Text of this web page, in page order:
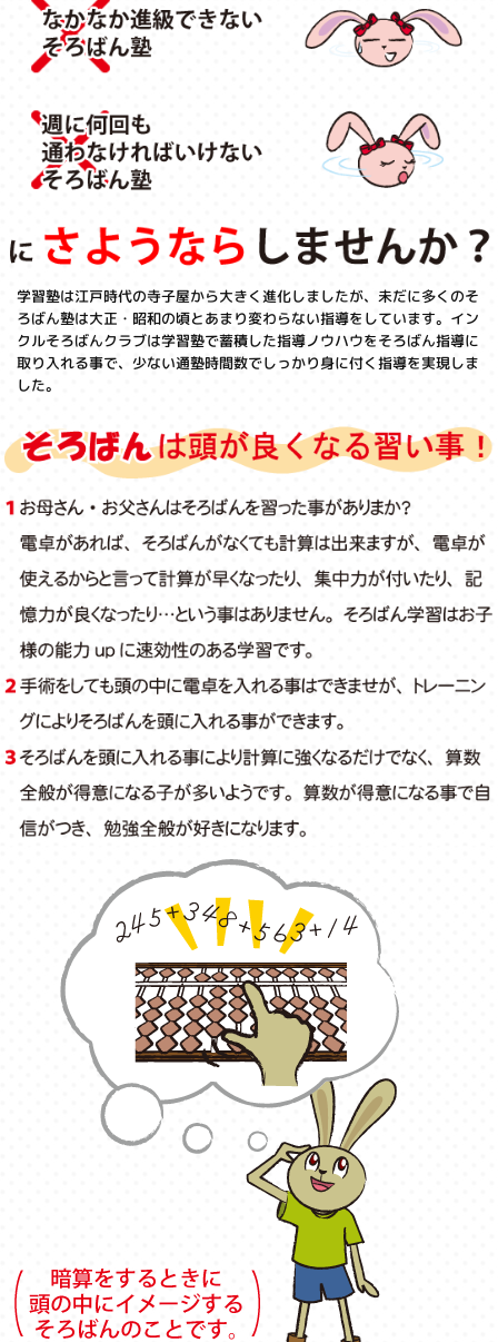
学習塾は江戸時代の寺子屋から大きく進化しましたが、未だに多くのそ
ろばん塾は大正・昭和の頃とあまり変わらない指導をしています。イン
クルそろばんクラブは学習塾で蓄積した指導ノウハウをそろばん指導に
取り入れる事で、少ない通塾時間数でしっかり身に付く指導を実現しま
した。